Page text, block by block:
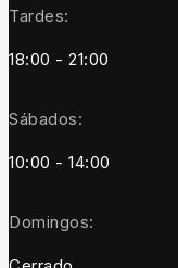
Tardes:
18:00 - 21:00
Sábados:
10:00 - 14:00
Domingos: